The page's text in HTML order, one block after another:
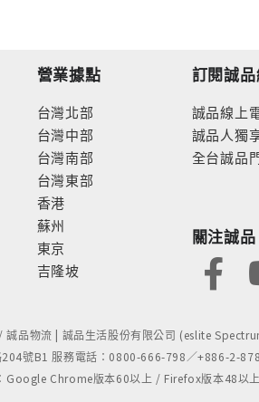
營業據點
台灣北部
台灣中部
台灣南部
台灣東部
香港
蘇州
東京
吉隆坡
訂閱誠
誠品線上
誠品人獨
全台誠品
關注誠品
品物流 | 誠品生活股份有限公司 (eslite
號B1 服務電話：0800-666-798／+886-2-
Google Chrome版本60以上 / Firefox版本48以